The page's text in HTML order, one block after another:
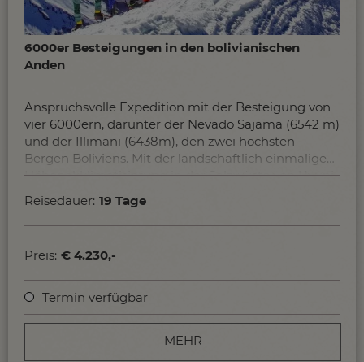
6000er Besteigungen in den bolivianischen
Anden
Anspruchsvolle Expedition mit der Besteigung von
vier 6000ern, darunter der Nevado Sajama (6542 m)
und der Illimani (6438m), den zwei höchsten
Bergen Boliviens. Mit der landschaftlich einmaligen
Höhenakklimatisierung in der Salzwüste von Uyuni
und im Avaroa Nationalpark ist diese Reise ein
absoluter Muss für ambitionierte Andinisten und
konditionsstarke Bergsteiger.
Reisedauer: 19 Tage
Preis: € 4.230,-
Termin verfügbar
MEHR